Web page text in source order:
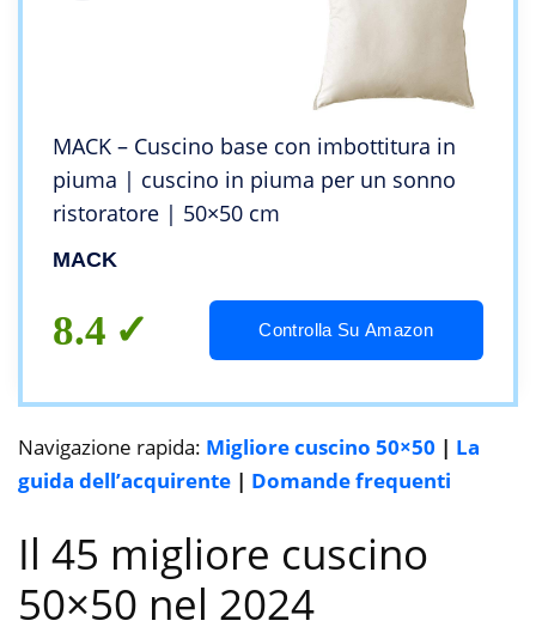
MACK – Cuscino base con imbottitura in
piuma | cuscino in piuma per un sonno
ristoratore | 50×50 cm
MACK
8.4 Controlla Su Amazon
Navigazione rapida: Migliore cuscino 50×50 | La
guida dell’acquirente | Domande frequenti
Il 45 migliore cuscino
50×50 nel 2024